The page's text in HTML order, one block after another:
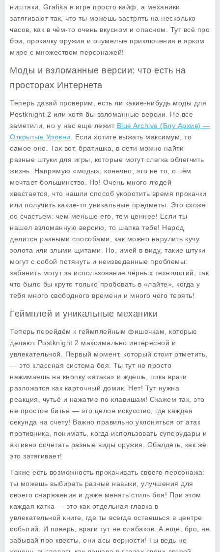
ништяки. Grafika в игре просто кайф, а механики
затягивают так, что ты можешь застрять на несколько
часов, как в чём-то очень вкусном и опасном. Тут всё про
бои, прокачку оружия и очумелые приключения в ярком
мире с множеством персонажей!
Моды и взломанные версии: что есть на
просторах Интернета
Теперь давай проверим, есть ли какие-нибудь моды для
Postknight 2 или хотя бы взломанные версии. Не все
заметили, но у нас еще лежит Blue Archive (Блу Архив) —
Открытые Уровни . Если хотите выжать максимум, то
самое оно. Так вот, братишка, в сети можно найти
разные штуки для игры, которые могут слегка облегчить
жизнь. Напрямую «моды», конечно, это не то, о чём
мечтает большинство. Но! Очень много людей
хвастается, что нашли способ укоротить время прокачки
или получить какие-то уникальные предметы. Это схоже
со счастьем: чем меньше его, тем ценнее! Если ты
нашел взломанную версию, то шапка тебе! Народ
делится разными способами, как можно нарулить кучу
золота или злыми щитами. Но, имей в виду, такие штуки
могут с собой потянуть и неизведанные проблемы:
забанить могут за использование чёрных технологий, так
что было бы круто только пробовать в «лайте», когда у
тебя много свободного времени и много чего терять!
Геймплей и уникальные механики
Теперь перейдём к геймплейным фишечкам, которые
делают Postknight 2 максимально интересной и
увлекательной. Первый момент, который стоит отметить,
— это классная система боя. Ты тут не просто
нажимаешь на кнопку «атака» и ждёшь, пока враги
разложатся как карточный домик. Нет! Тут нужна
реакция, чутьё и нажатие по клавишам! Скажем так, это
не простое битьё — это целое искусство, где каждая
секунда на счету! Важно правильно уклоняться от атак
противника, понимать, когда использовать суперудары и
активно сочетать разные виды оружия. Обалдеть, как же
это затягивает!
Также есть возможность прокачивать своего персонажа:
ты можешь выбирать разные навыки, улучшения для
своего снаряжения и даже менять стиль боя! При этом
каждая катка — это как отдельная главка в
увлекательной книге, где ты всегда остаешься в центре
событий. И поверь, враги тут не слабаков. А ещё, бро, не
забывай про квесты, они асы верности! Ты ведь не